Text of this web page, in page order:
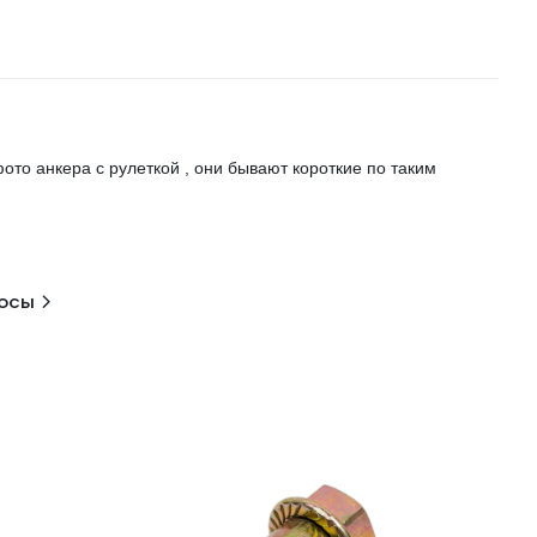
анкера с рулеткой , они бывают короткие по таким